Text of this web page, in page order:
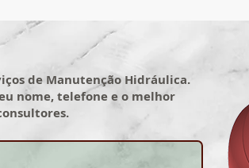
de Manutenção Hidráulica.
nome, telefone e o melhor